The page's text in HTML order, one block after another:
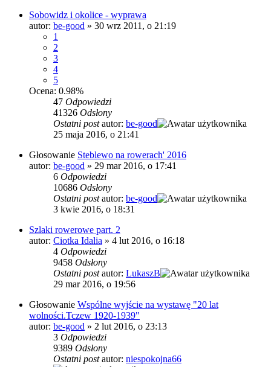
Sobowidz i okolice - wyprawa
autor: be-good » 30 wrz 2011, o 21:19
1
2
3
4
5
Ocena: 0.98%
47 Odpowiedzi
41326 Odsłony
Ostatni postautor: be-good
25 maja 2016, o 21:41
Głosowanie Steblewo na rowerach' 2016
autor: be-good » 29 mar 2016, o 17:41
6 Odpowiedzi
10686 Odsłony
Ostatni postautor: be-good
3 kwie 2016, o 18:31
Szlaki rowerowe part. 2
autor: Ciotka Idalia » 4 lut 2016, o 16:18
4 Odpowiedzi
9458 Odsłony
Ostatni postautor: LukaszB
29 mar 2016, o 19:56
Głosowanie Wspólne wyjście na wystawę "20 lat
wolności.Tczew 1920-1939"
autor: be-good » 2 lut 2016, o 23:13
3 Odpowiedzi
9389 Odsłony
Ostatni postautor: niespokojna66